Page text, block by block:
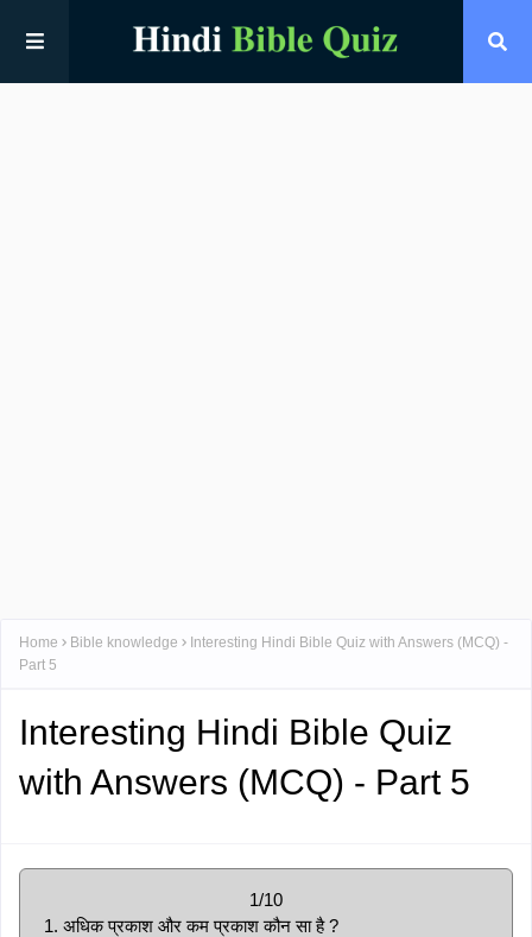
Home Bible knowledge
Interesting Hindi Bible Quiz with Answers (MCQ) -
Part 5
Interesting Hindi Bible Quiz
with Answers (MCQ) - Part 5
1/10
1. अधिक प्रकाश और कम प्रकाश कौन सा है ?